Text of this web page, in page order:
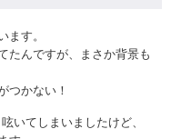
ます。
たんですが、まさか背景も
つかない！
いてしまいましたけど、